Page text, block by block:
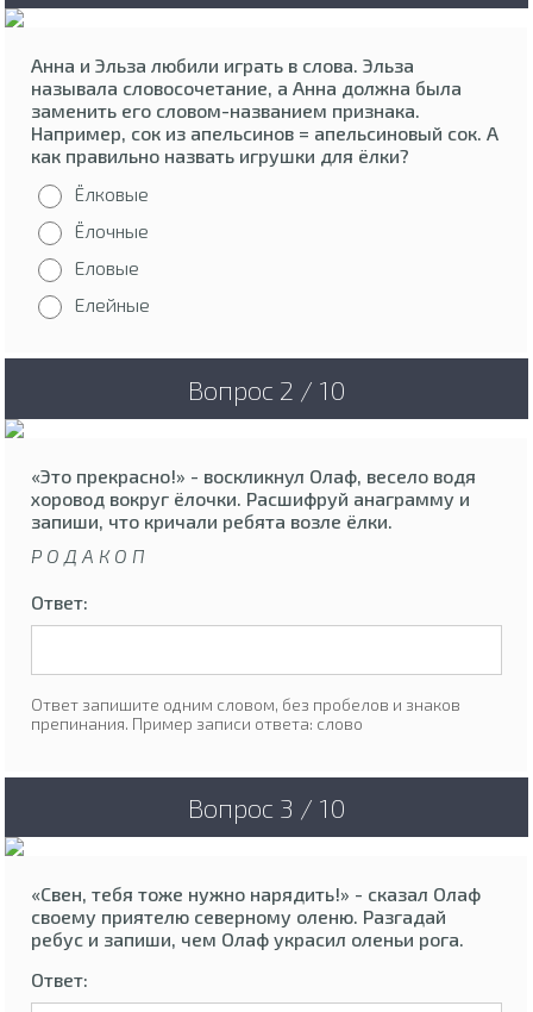
Анна и Эльза любили играть в слова. Эльза
называла словосочетание, а Анна должна была
заменить его словом-названием признака.
Например, сок из апельсинов = апельсиновый сок. А
как правильно назвать игрушки для ёлки?
Ёлковые
Ёлочные
Еловые
Елейные
Вопрос 2 / 10
«Это прекрасно!» - воскликнул Олаф, весело водя
хоровод вокруг ёлочки. Расшифруй анаграмму и
запиши, что кричали ребята возле ёлки.
Р О Д А К О П
Ответ:
Ответ запишите одним словом, без пробелов и знаков
препинания. Пример записи ответа: слово
Вопрос 3 / 10
«Свен, тебя тоже нужно нарядить!» - сказал Олаф
своему приятелю северному оленю. Разгадай
ребус и запиши, чем Олаф украсил оленьи рога.
Ответ: